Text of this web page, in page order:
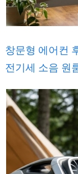
창문형 에어컨
전기세 소음 원